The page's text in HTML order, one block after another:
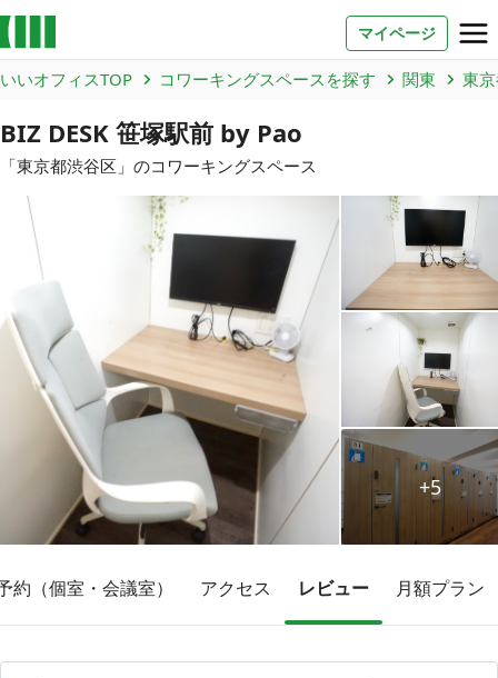
マイページ
よくあるご質問
店舗オーナー様へ
いいオフィス（コワーキングスペース）
FCオーナー募集
いい会議室（会議室専用スペース）
FCオーナー募集
コワーキング運営DXシステム
E Solution
その他
トピックス
いいオフィスTOP コワーキングスペースを探す 関東 東
BIZ DESK 笹塚駅前 by Pao
「東京都渋谷区 」のコワーキングスペース
+5
約（個室・会議室） アクセス レビュー 月額プラン